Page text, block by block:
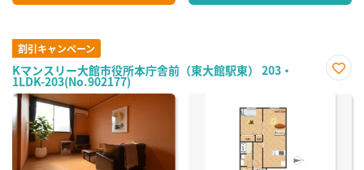
割引キャンペーン
Kマンスリー大館市役所本庁舎前（東大館駅東） 203・
1LDK-203(No.902177)
に入